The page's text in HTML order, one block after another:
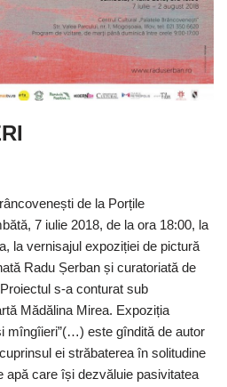
de la Porțile
7 iulie 2018, de la ora 18:00, la
la vernisajul expoziției de pictură
Radu Șerban și curatoriată de
s-a conturat sub
Mădălina Mirea. Expoziția
mîngîieri”(…) este gîndită de autor
ei străbaterea în solitudine
apă care își dezvăluie pasivitatea